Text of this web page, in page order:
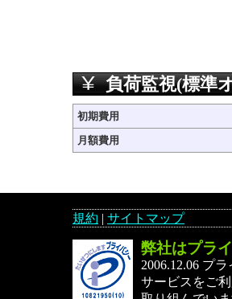
負荷監視(標準
初期費用
月額費用
規約 | サイトマップ
弊社はプラ
2006.12.06 プ
サービスをご